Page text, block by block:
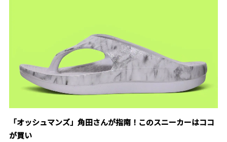
「オッシュマンズ」角田さんが指南！ このスニーカーはココ
が買い